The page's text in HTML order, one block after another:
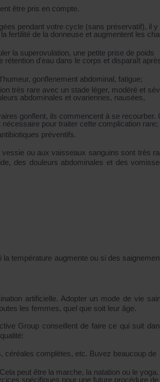
être pris en compte.
pendant votre cycle (sans préservatif), il y
fertilité de la donneuse et augmentent les
la superovulation, une petite prise de poids
d'eau dans le corps et disparaît
gonflenement abdominal, fatigue;
très rare avec un stade léger, modéré et
abdominales et ovariennes, nausées,
gonflent, ils commencent à se recourber.
pour traiter cette complication rare;
préventifs.
ou aux vaisseaux sanguins sont très
des douleurs abdominales et des
température augmente ou si des
artificielle. Adopter un mode de vie
les femmes, quel que soit leur âge.
Group conseillent de faire ce qui suit
céréales complètes, etc. Buvez beaucoup de
peut être la marche, la natation ou le yoga.
spécifiques pour une future procédure de